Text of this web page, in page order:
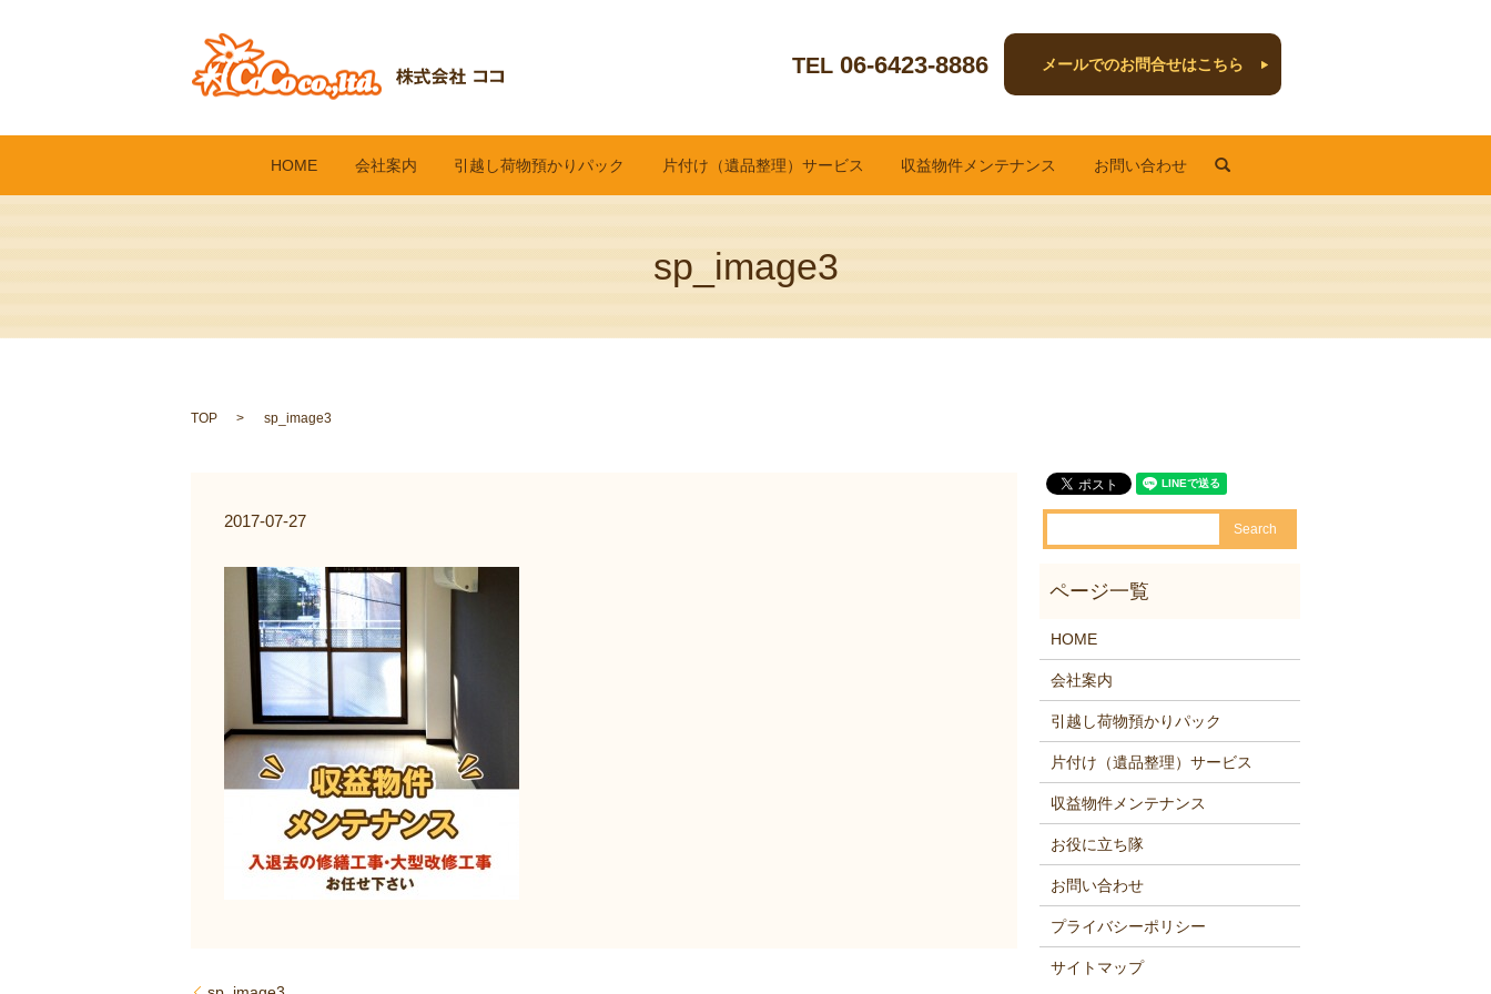
TEL 06-6423-8886 メールでのお問合せはこちら
HOME 会社案内 引越し荷物預かりパック 片付け（遺品整理）サービス 収益物件メンテナンス お問い合わせ
sp_image3
TOP sp_image3
2017-07-27
HOME
会社案内
引越し荷物預かりパック
片付け（遺品整理）サービス
収益物件メンテナンス
お役に立ち隊
お問い合わせ
プライバシーポリシー
サイトマップ